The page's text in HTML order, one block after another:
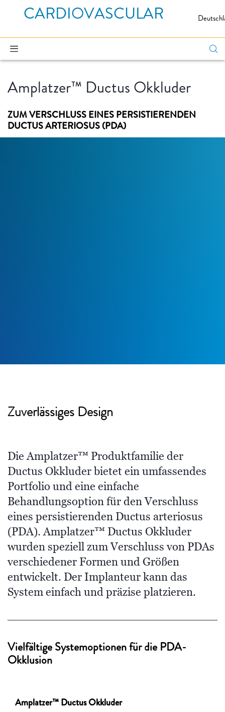
CARDIOVASCULAR
Amplatzer™ Ductus Okkluder
ZUM VERSCHLUSS EINES PERSISTIERENDEN
DUCTUS ARTERIOSUS (PDA)
Zuverlässiges Design
Die Amplatzer™ Produktfamilie der
Ductus Okkluder bietet ein umfassendes
Portfolio und eine einfache
Behandlungsoption für den Verschluss
eines persistierenden Ductus arteriosus
(PDA). Amplatzer™ Ductus Okkluder
wurden speziell zum Verschluss von PDAs
verschiedener Formen und Größen
entwickelt. Der Implanteur kann das
System einfach und präzise platzieren.
Vielfältige Systemoptionen für die PDA-
Okklusion
Amplatzer™ Ductus Okkluder